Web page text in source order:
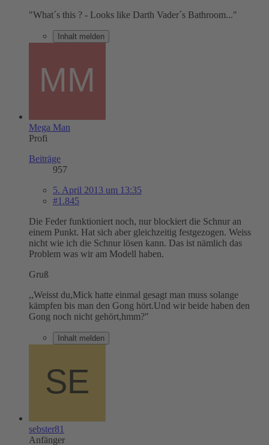
"What´s this ? - Looks like Darth Vader´s Bathroom..."
Inhalt melden
Mega Man
Profi
Beiträge
957
5. April 2013 um 13:35
#1.845
Die Feder funktioniert noch, nur blockiert die Schnur an
einem Punkt. Hat sich aber gleichzeitig festgezogen. Weiss
nicht wie ich die Schnur lösen kann. Das ist nämlich das
Problem was wir am Modell haben.
Gruß
,,Weisst du,Mick hatte einmal gesagt man muss solange
kämpfen bis man den Gong hört.Und wir beide haben den
Gong noch nicht gehört,hmm?"
Inhalt melden
sebster81
Anfänger